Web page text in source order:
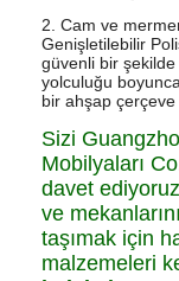
2. Cam ve
Genişletilebilir
güvenli bir
yolculuğu
bir ahşap çerçeve
Sizi
Mobilyaları
davet
ve
taşımak için
malzemeleri